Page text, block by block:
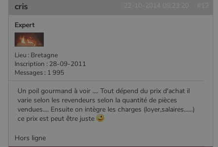
cris
Expert
Lieu : Bretagne
Inscription : 28-09-2011
Messages : 1 995
Un poil gourmand à voir .... Tout dépend du prix d'achat il
varie selon les revendeurs selon la quantité de pièces
vendues.... Ensuite on intègre les charges (loyer,salaires......)
ce prix est peut être juste
Hors ligne